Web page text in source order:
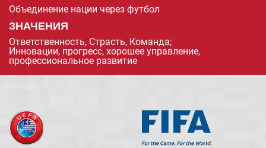
Объединение нации через футбол
ЗНАЧЕНИЯ
Ответственность, Страсть, Команда;
Инновации, прогресс, хорошее управление,
профессиональное развитие